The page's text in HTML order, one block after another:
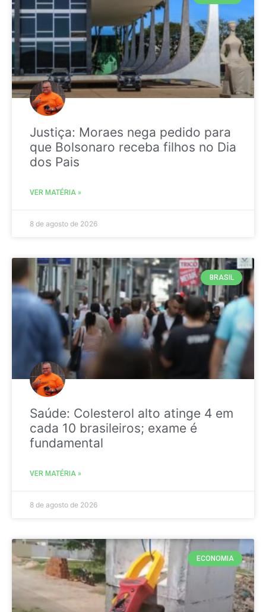
Justiça: Moraes nega pedido para
que Bolsonaro receba filhos no Dia
dos Pais
VER MATÉRIA »
8 de agosto de 2026
BRASIL
Saúde: Colesterol alto atinge 4 em
cada 10 brasileiros; exame é
fundamental
VER MATÉRIA »
8 de agosto de 2026
ECONOMIA